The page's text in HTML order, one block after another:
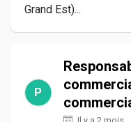
Grand Est)...